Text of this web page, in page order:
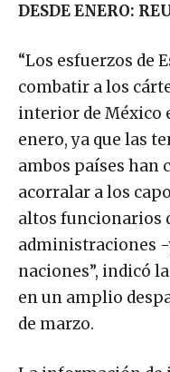
DESDE ENERO:
“Los esfuerzos de
combatir a los
interior de México
enero, ya que las
ambos países han
acorralar a los
altos funcionarios
administraciones -
naciones”, indicó
en un amplio
de marzo.